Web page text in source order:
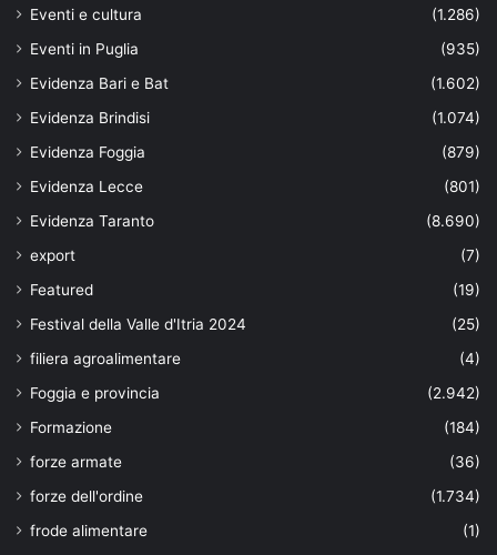
Eventi e cultura
(1.286)
Eventi in Puglia
(935)
Evidenza Bari e Bat
(1.602)
Evidenza Brindisi
(1.074)
Evidenza Foggia
(879)
Evidenza Lecce
(801)
Evidenza Taranto
(8.690)
export
(7)
Featured
(19)
Festival della Valle d'Itria 2024
(25)
filiera agroalimentare
(4)
Foggia e provincia
(2.942)
Formazione
(184)
forze armate
(36)
forze dell'ordine
(1.734)
frode alimentare
(1)